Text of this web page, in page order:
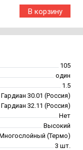
105
один
1.5
Гардиан 30.01 (Россия)
Гардиан 32.11 (Россия)
Нет
Высокий
(Термо)
3 шт.